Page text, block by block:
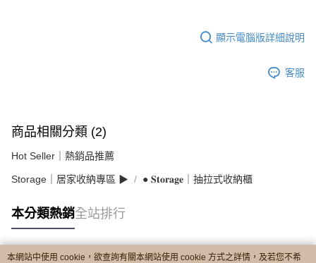
顯示電腦版詳細說明
客服
商品相關分類 (2)
Hot Seller｜熱銷品推薦
Storage｜居家收納專區 ▶︎ ● 𝐒𝐭𝐨𝐫𝐚𝐠𝐞｜抽拉式收納櫃
本分類熱銷全站排行
本網站中使用 cookie，欲查詢有關本網站使用 cookie 方式之詳情，及若您不希